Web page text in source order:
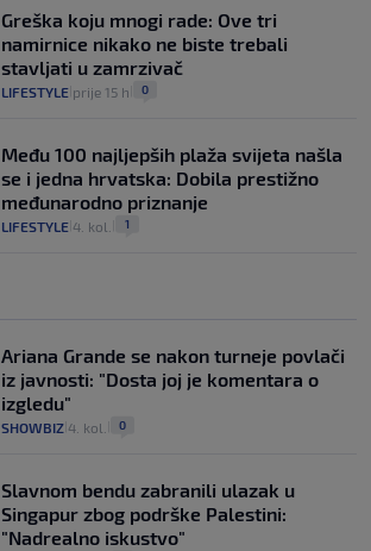
Greška koju mnogi rade: Ove tri
namirnice nikako ne biste trebali
stavljati u zamrzivač
LIFESTYLE prije 15 h 0
Među 100 najljepših plaža svijeta našla
se i jedna hrvatska: Dobila prestižno
međunarodno priznanje
LIFESTYLE 4. kol. 1
Ariana Grande se nakon turneje povlači
iz javnosti: "Dosta joj je komentara o
izgledu"
SHOWBIZ 4. kol. 0
Slavnom bendu zabranili ulazak u
Singapur zbog podrške Palestini:
"Nadrealno iskustvo"